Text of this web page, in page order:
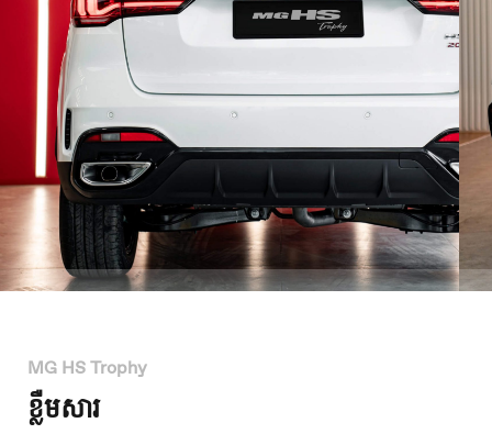
MG HS Trophy
ខ្លឺមសារ